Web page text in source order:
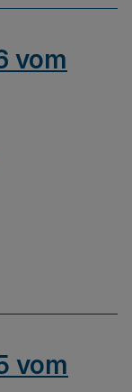
vom
vom